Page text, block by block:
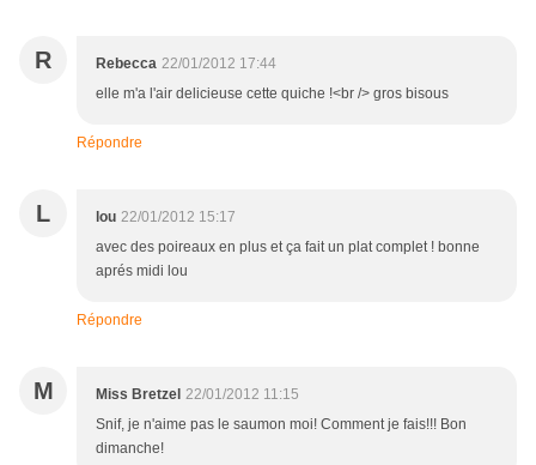
R Rebecca 22/01/2012 17:44
elle m'a l'air delicieuse cette quiche !<br /> gros bisous
Répondre
L lou 22/01/2012 15:17
avec des poireaux en plus et ça fait un plat complet ! bonne
aprés midi lou
Répondre
M Miss Bretzel 22/01/2012 11:15
Snif, je n'aime pas le saumon moi! Comment je fais!!! Bon
dimanche!